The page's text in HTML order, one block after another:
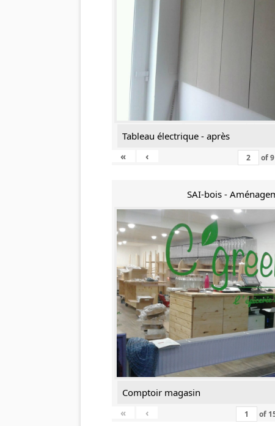
Tableau électrique - après
«
‹ of9
SAI-bois -
Comptoir magasin
«
‹ of